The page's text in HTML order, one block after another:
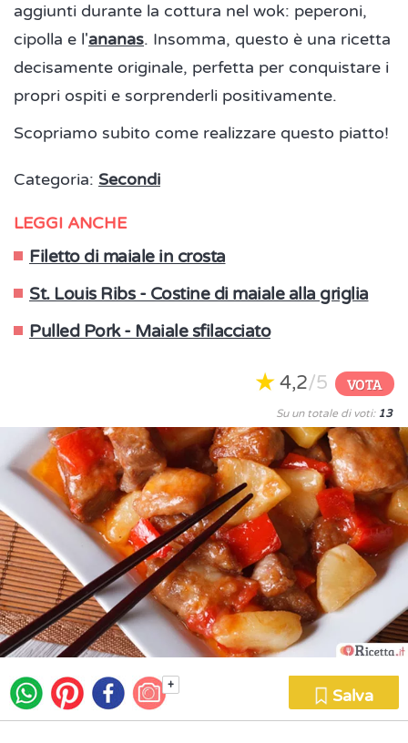
aggiunti durante la cottura nel wok: peperoni,
cipolla e l'ananas. Insomma, questo è una ricetta
decisamente originale, perfetta per conquistare i
propri ospiti e sorprenderli positivamente.
Scopriamo subito come realizzare questo piatto!
Categoria: Secondi
LEGGI ANCHE
Filetto di maiale in crosta
St. Louis Ribs - Costine di maiale alla griglia
Pulled Pork - Maiale sfilacciato
4,2/5 VOTA
Su un totale di voti: 13
+
Salva